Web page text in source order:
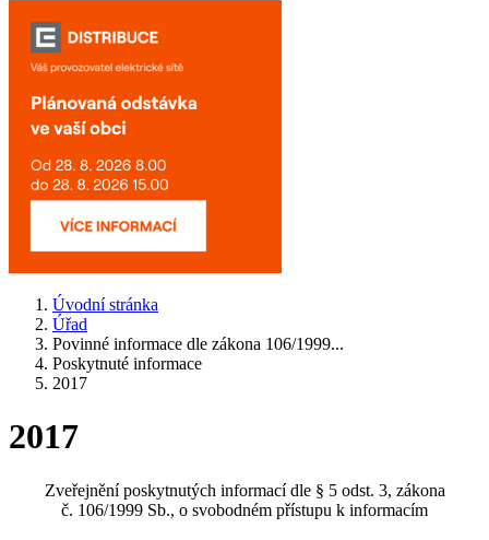
Úvodní stránka
Úřad
Povinné informace dle zákona 106/1999...
Poskytnuté informace
2017
2017
Zveřejnění poskytnutých informací dle § 5 odst. 3, zákona
č. 106/1999 Sb., o svobodném přístupu k informacím